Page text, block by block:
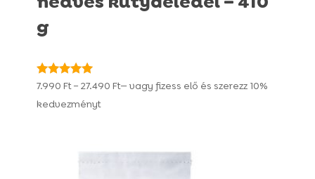
g
Értékelés:
/ 5
7.990 Ft – 27.490 FtÁrtartomány:
— vagy fizess elő és szerezz 10%
kedvezményt